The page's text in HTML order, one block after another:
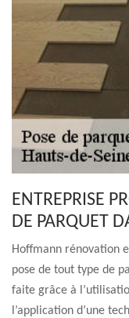
ENTREPRISE
DE PARQUET
Hoffmann rénovation
pose de tout type de
faite grâce à
l’application d’une